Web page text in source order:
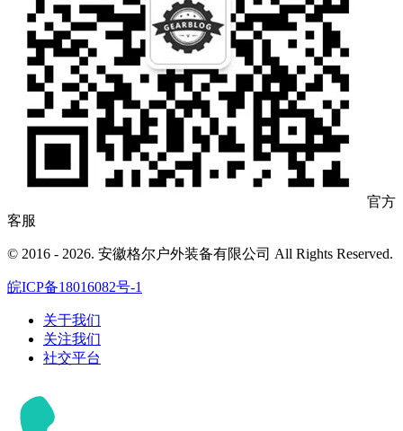
官方
客服
© 2016 - 2026. 安徽格尔户外装备有限公司 All Rights Reserved.
皖ICP备18016082号-1
关于我们
关注我们
社交平台